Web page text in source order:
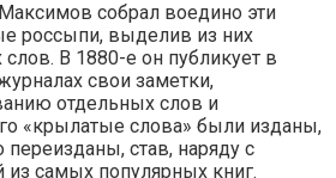
собрал воедино эти
россыпи, выделив из них
В 1880-е он публикует в
свои заметки,
отдельных слов и
«крылатые слова» были изданы,
переизданы, став, наряду с
из самых популярных книг.